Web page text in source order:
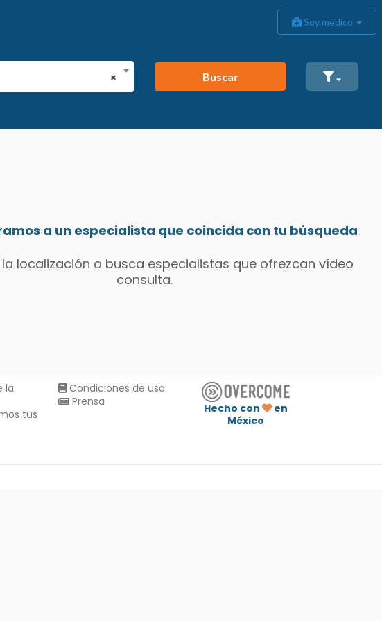
Soy médico
×
Buscar
a un especialista que coincida con tu búsqueda
localización o busca especialistas que ofrezcan vídeo
consulta.
la
tus
Condiciones de uso
Prensa
Hecho con
en
México